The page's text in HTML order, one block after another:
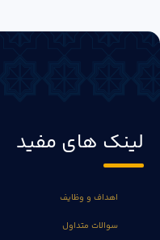
لینک های مفید
اهداف و وظایف
سوالات متداول